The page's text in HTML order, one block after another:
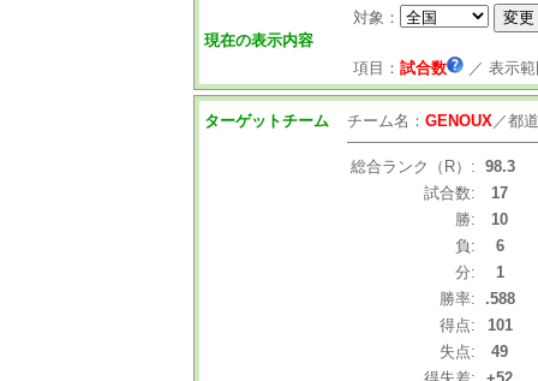
現在の表示内容
対象：
項目： 試合数 ／ 表示
ターゲットチーム チーム名： GENOUX／都
総合ランク（R）: 98.3
試合数:
17
勝:
10
負:
6
分:
1
勝率:
.588
得点:
101
失点:
49